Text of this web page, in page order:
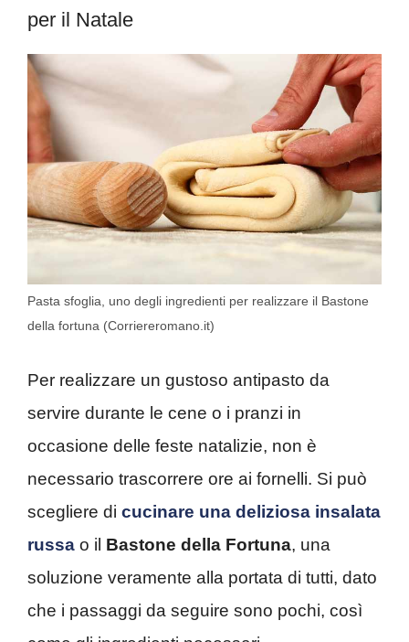
per il Natale
Pasta sfoglia, uno degli ingredienti per realizzare il Bastone
della fortuna (Corriereromano.it)
Per realizzare un gustoso antipasto da
servire durante le cene o i pranzi in
occasione delle feste natalizie, non è
necessario trascorrere ore ai fornelli. Si può
scegliere di cucinare una deliziosa insalata
russa o il Bastone della Fortuna, una
soluzione veramente alla portata di tutti, dato
che i passaggi da seguire sono pochi, così